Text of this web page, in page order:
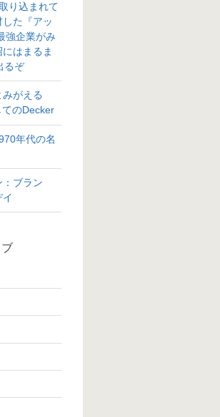
り込まれて
た『アッ
強企業がみ
はまるま
るぞ
がえる
のDecker
年代の名
：ブラン
イ